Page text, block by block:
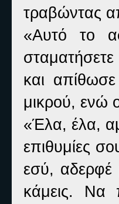
τραβώντας
«Αυτό το
και
μικρού, ενώ
«Έλα, έλα,
επιθυμίες
εσύ, αδερφέ
κάμεις. Να